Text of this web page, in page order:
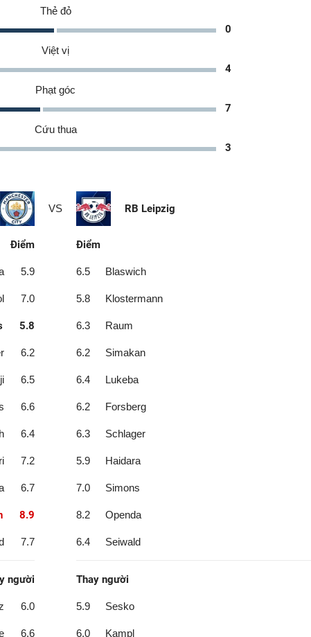
Thẻ đỏ
0
Việt vị
4
Phạt góc
7
Cứu thua
3
VS RB Leipzig
Điểm
5.9
7.0
5.8
6.2
6.5
6.6
6.4
7.2
6.7
8.9
7.7
Điểm
Blaswich
6.5
Klostermann
5.8
Raum
6.3
Simakan
6.2
Lukeba
6.4
Forsberg
6.2
Schlager
6.3
Haidara
5.9
Simons
7.0
Openda
8.2
Seiwald
6.4
người
6.0
6.6
Thay người
Sesko
5.9
Kampl
6.0